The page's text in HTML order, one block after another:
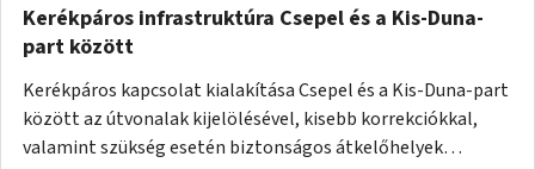
Kerékpáros infrastruktúra Csepel és a Kis-Duna-
part között
Kerékpáros kapcsolat kialakítása Csepel és a Kis-Duna-part
között az útvonalak kijelölésével, kisebb korrekciókkal,
valamint szükség esetén biztonságos átkelőhelyek